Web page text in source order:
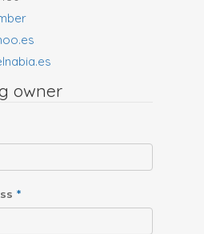
owner
*